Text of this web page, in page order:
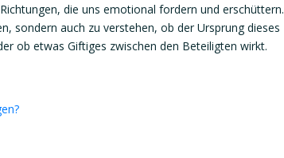
die uns emotional fordern und erschüttern.
sondern auch zu verstehen, ob der Ursprung dieses
ob etwas Giftiges zwischen den Beteiligten wirkt.